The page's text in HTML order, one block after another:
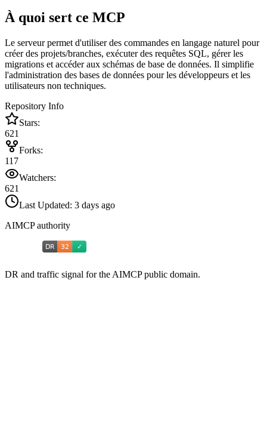
À quoi sert ce MCP
Le serveur permet d'utiliser des commandes en langage naturel pour
créer des projets/branches, exécuter des requêtes SQL, gérer les
migrations et accéder aux schémas de base de données. Il simplifie
l'administration des bases de données pour les développeurs et les
utilisateurs non techniques.
Repository Info
Stars:
621
Forks:
117
Watchers:
621
Last Updated: 3 days ago
AIMCP authority
DR and traffic signal for the AIMCP public domain.